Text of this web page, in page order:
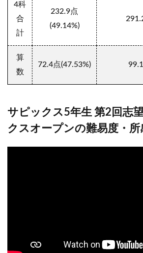
4科
合
計
232.9点
(49.14%)
算
数
72.4点(47.53%) 99.1
サピックス5年生 第2回志
クスオープンの難易度・所